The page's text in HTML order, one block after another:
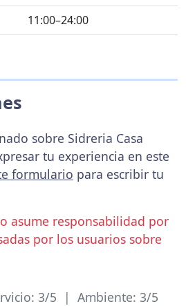
11:00–24:00
sobre Sidreria Casa
tu experiencia en este
formulario para escribir tu
asume responsabilidad por
por los usuarios sobre
3/5 | Ambiente: 3/5